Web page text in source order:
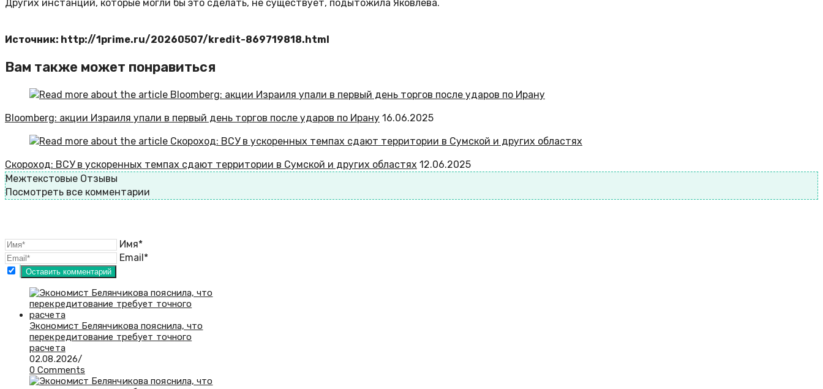
Других инстанций, которые могли бы это сделать, не существует, подытожила Яковлева.
Источник: http://1prime.ru/20260507/kredit-869719818.html
Вам также может понравиться
Bloomberg: акции Израиля упали в первый день торгов после ударов по Ирану 16.06.2025
Скороход: ВСУ в ускоренных темпах сдают территории в Сумской и других областях 12.06.2025
Межтекстовые Отзывы
Посмотреть все комментарии
Имя*
Email*
Экономист Белянчикова пояснила, что
перекредитование требует точного
расчета
02.08.2026/
0 Comments